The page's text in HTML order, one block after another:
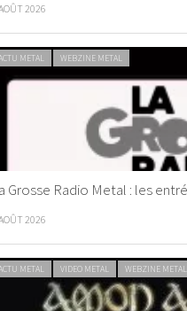
2026
METAL WEBZINE METAL
Grosse Radio Metal : les
2026
METAL VIDEO METAL WEBZINE METAL